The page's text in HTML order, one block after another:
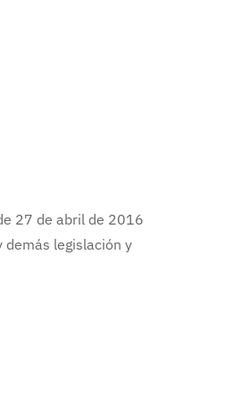
27 de abril de 2016
legislación y